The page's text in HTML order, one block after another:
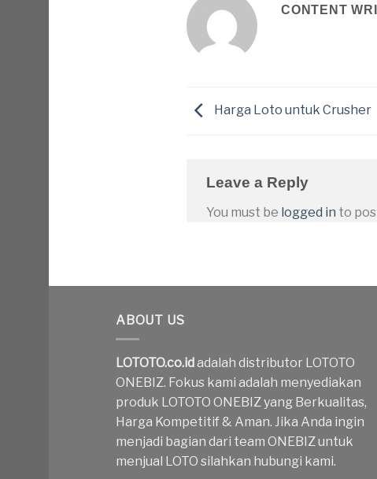
CONTENT
Harga Loto untuk Crusher
Leave a Reply
You must be logged in to
ABOUT US
LOTOTO.co.id adalah distributor LOTOTO
ONEBIZ. Fokus kami adalah menyediakan
produk LOTOTO ONEBIZ yang Berkualitas,
Harga Kompetitif & Aman. Jika Anda ingin
menjadi bagian dari team ONEBIZ untuk
menjual LOTO silahkan hubungi kami.